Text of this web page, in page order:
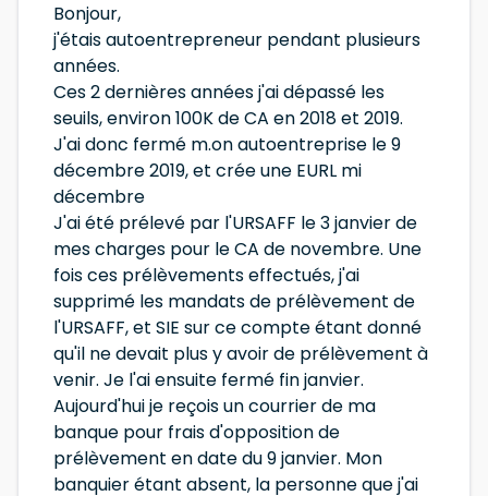
Bonjour,
j'étais autoentrepreneur pendant plusieurs
années.
Ces 2 dernières années j'ai dépassé les
seuils, environ 100K de CA en 2018 et 2019.
J'ai donc fermé m.on autoentreprise le 9
décembre 2019, et crée une EURL mi
décembre
J'ai été prélevé par l'URSAFF le 3 janvier de
mes charges pour le CA de novembre. Une
fois ces prélèvements effectués, j'ai
supprimé les mandats de prélèvement de
l'URSAFF, et SIE sur ce compte étant donné
qu'il ne devait plus y avoir de prélèvement à
venir. Je l'ai ensuite fermé fin janvier.
Aujourd'hui je reçois un courrier de ma
banque pour frais d'opposition de
prélèvement en date du 9 janvier. Mon
banquier étant absent, la personne que j'ai